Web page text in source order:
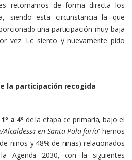
retornamos de forma directa los
siendo esta circunstancia la que
una participación muy baja
vez. Lo siento y nuevamente pido
la participación recogida
a 4º de la etapa de primaria, bajo el
Alcaldessa en Santa Pola faría” hemos
niños y 48% de niñas) relacionados
Agenda 2030, con la siguientes